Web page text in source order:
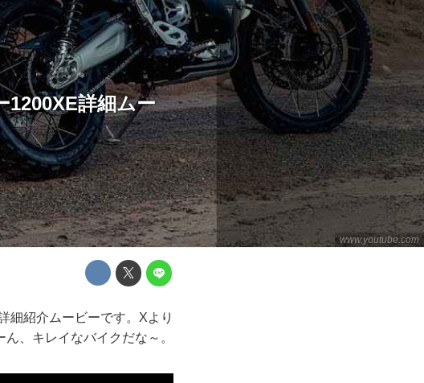
www.youtube.com
1200XE詳細ムー
細紹介ムービーです。Xより
、キレイなバイクだな～。